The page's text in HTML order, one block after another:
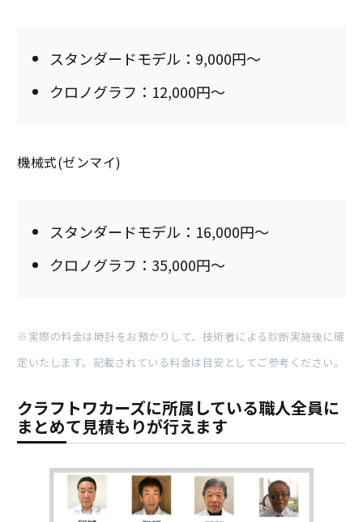
スタンダードモデル：9,000円～
クロノグラフ：12,000円～
機械式(ゼンマイ)
スタンダードモデル：16,000円～
クロノグラフ：35,000円～
※実際の料金は時計をお預かりして、技術者による診断実施後に確
定いたします。記載されている料金は目安としてご参考ください。
クラフトワカーズに所属している職人全員に
まとめて見積もりが行えます